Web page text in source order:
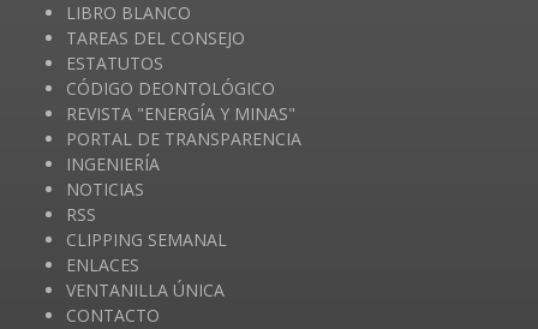
LIBRO BLANCO
TAREAS DEL CONSEJO
ESTATUTOS
CÓDIGO DEONTOLÓGICO
REVISTA "ENERGÍA Y MINAS"
PORTAL DE TRANSPARENCIA
INGENIERÍA
NOTICIAS
RSS
CLIPPING SEMANAL
ENLACES
VENTANILLA ÚNICA
CONTACTO